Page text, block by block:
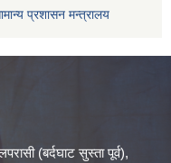
प्रशासन मन्त्रालय
(बर्दघाट सुस्ता पूर्व),